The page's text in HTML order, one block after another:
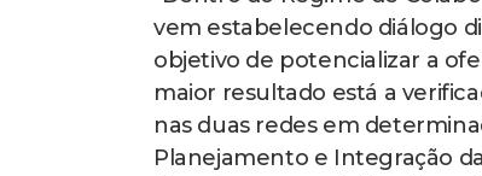
vem estabelecendo diálogo
objetivo de potencializar a
maior resultado está a
nas duas redes em
Planejamento e Integração